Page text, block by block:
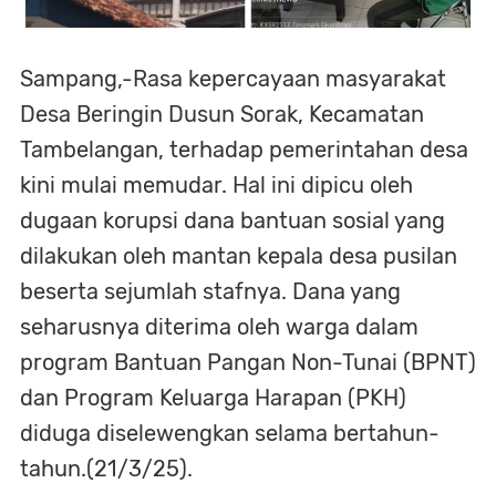
Sampang,-Rasa kepercayaan masyarakat
Desa Beringin Dusun Sorak, Kecamatan
Tambelangan, terhadap pemerintahan desa
kini mulai memudar. Hal ini dipicu oleh
dugaan korupsi dana bantuan sosial yang
dilakukan oleh mantan kepala desa pusilan
beserta sejumlah stafnya. Dana yang
seharusnya diterima oleh warga dalam
program Bantuan Pangan Non-Tunai (BPNT)
dan Program Keluarga Harapan (PKH)
diduga diselewengkan selama bertahun-
tahun.(21/3/25).